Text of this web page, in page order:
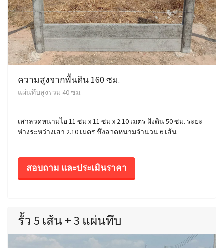
ความสูงจากพื้นดิน 160 ซม.
แผ่นทึบสูงรวม 40 ซม.
เสาลวดหนามไอ 11 ซม x 11 ซม x 2.10 เมตร ฝังดิน 50 ซม. ระยะ
ห่างระหว่างเสา 2.10 เมตร ขึงลวดหนามจำนวน 6 เส้น
สอบถาม และประเมินราคา
รั้ว 5 เส้น + 3 แผ่นทึบ